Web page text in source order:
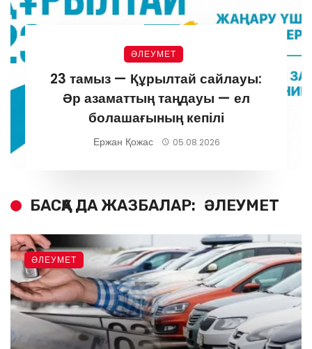
ӘЛЕУМЕТ
23 тамыз — Құрылтай сайлауы:
Әр азаматтың таңдауы — ел
болашағының кепілі
Ержан Қожас 05.08.2026
БАСҚА ДА ЖАЗБАЛАР: ӘЛЕУМЕТ
ӘЛЕУМЕТ